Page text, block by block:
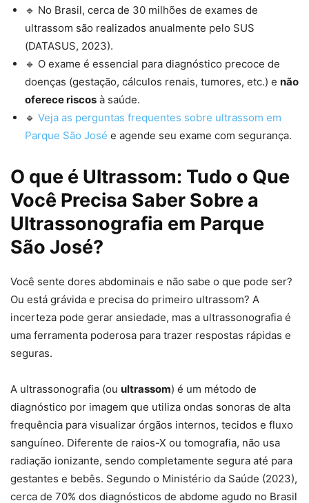
🔹 No Brasil, cerca de 30 milhões de exames de
ultrassom são realizados anualmente pelo SUS
(DATASUS, 2023).
🔹 O exame é essencial para diagnóstico precoce de
doenças (gestação, cálculos renais, tumores, etc.) e não
oferece riscos à saúde.
🔹 Veja as perguntas frequentes sobre ultrassom em
Parque São José e agende seu exame com segurança.
O que é Ultrassom: Tudo o Que
Você Precisa Saber Sobre a
Ultrassonografia em Parque
São José?
Você sente dores abdominais e não sabe o que pode ser?
Ou está grávida e precisa do primeiro ultrassom? A
incerteza pode gerar ansiedade, mas a ultrassonografia é
uma ferramenta poderosa para trazer respostas rápidas e
seguras.
A ultrassonografia (ou ultrassom) é um método de
diagnóstico por imagem que utiliza ondas sonoras de alta
frequência para visualizar órgãos internos, tecidos e fluxo
sanguíneo. Diferente de raios-X ou tomografia, não usa
radiação ionizante, sendo completamente segura até para
gestantes e bebês. Segundo o Ministério da Saúde (2023),
cerca de 70% dos diagnósticos de abdome agudo no Brasil